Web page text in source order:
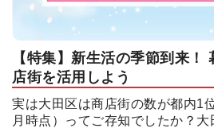
【特集】新生活の季節到来！
店街を活用しよう
実は大田区は商店街の数が都内1
月時点）ってご存知でしたか？大